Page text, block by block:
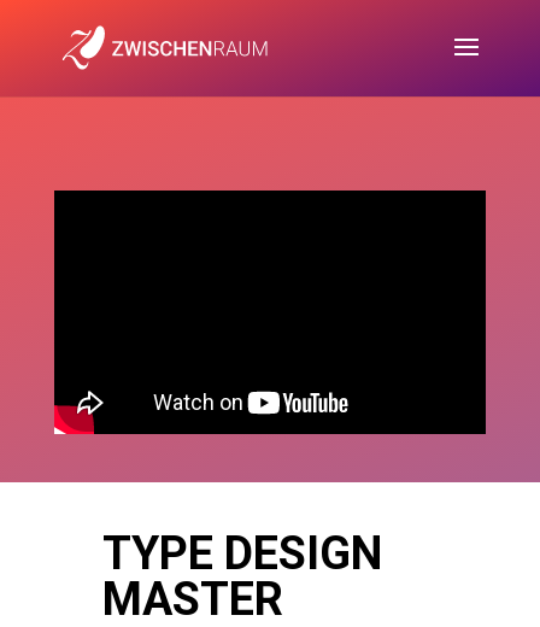
TYPE DESIGN
MASTER